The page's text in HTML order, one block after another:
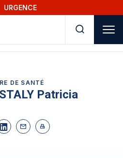
URGENCE
DE SANTÉ
Patricia